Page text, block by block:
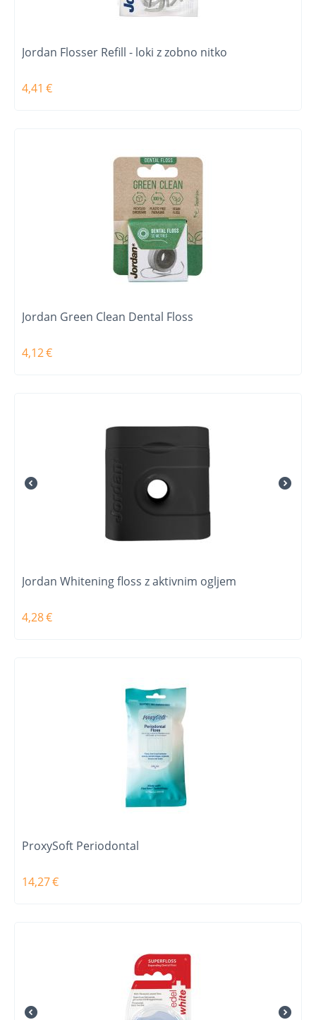
Jordan Flosser Refill - loki z zobno nitko
4,41 €
Jordan Green Clean Dental Floss
4,12€
Jordan Whitening floss z aktivnim ogljem
4,28€
ProxySoft Periodontal
14,27€